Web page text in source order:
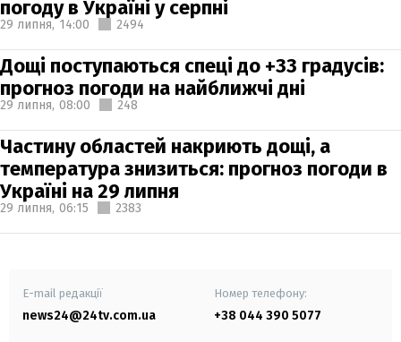
погоду в Україні у серпні
29 липня, 14:00 2494
Дощі поступаються спеці до +33 градусів:
прогноз погоди на найближчі дні
29 липня, 08:00 248
Частину областей накриють дощі, а
температура знизиться: прогноз погоди в
Україні на 29 липня
29 липня, 06:15 2383
E-mail редакції
news24@24tv.com.ua
Номер телефону:
+38 044 390 5077